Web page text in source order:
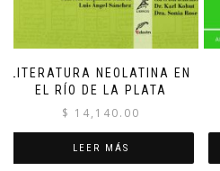
LITERATURA NEOLATINA EN
EL RÍO DE LA PLATA
$ 14,140.00
LEER MÁS